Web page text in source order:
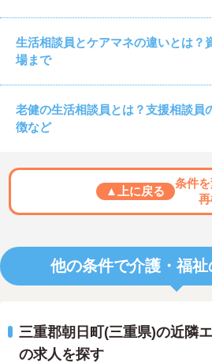
生活相談員とケアマネの違いとは？
場まで
老健の生活相談員とは？支援相談員
徴など
▲上に戻る
条件
他の条件で介護・福
三重郡朝日町(三重県)の近隣
の求人を探す